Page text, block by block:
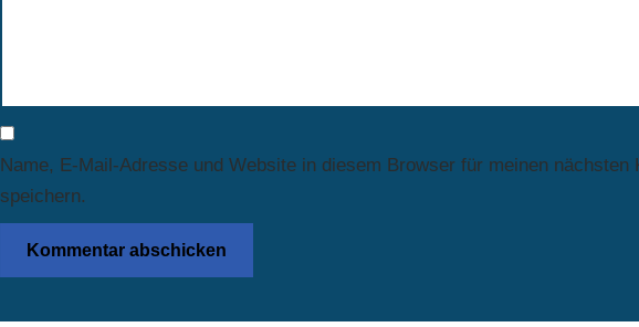
Name, E-Mail-Adresse und Website in diesem Browser für meinen nächsten
speichern.